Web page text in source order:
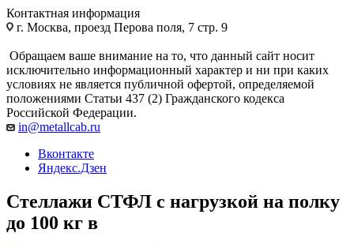
Контактная информация
г. Москва, проезд Перова поля, 7 стр. 9
Обращаем ваше внимание на то, что данный сайт носит
исключительно информационный характер и ни при каких
условиях не является публичной офертой, определяемой
положениями Статьи 437 (2) Гражданского кодекса
Российской Федерации.
in@metallcab.ru
Вконтакте
Яндекс.Дзен
Стеллажи СТФЛ с нагрузкой на полку
до 100 кг в